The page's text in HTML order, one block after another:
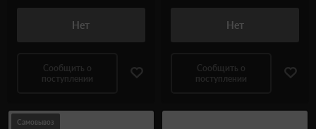
Нет
Сообщить о
поступлении
Нет
Сообщить о
поступлении
Самовывоз